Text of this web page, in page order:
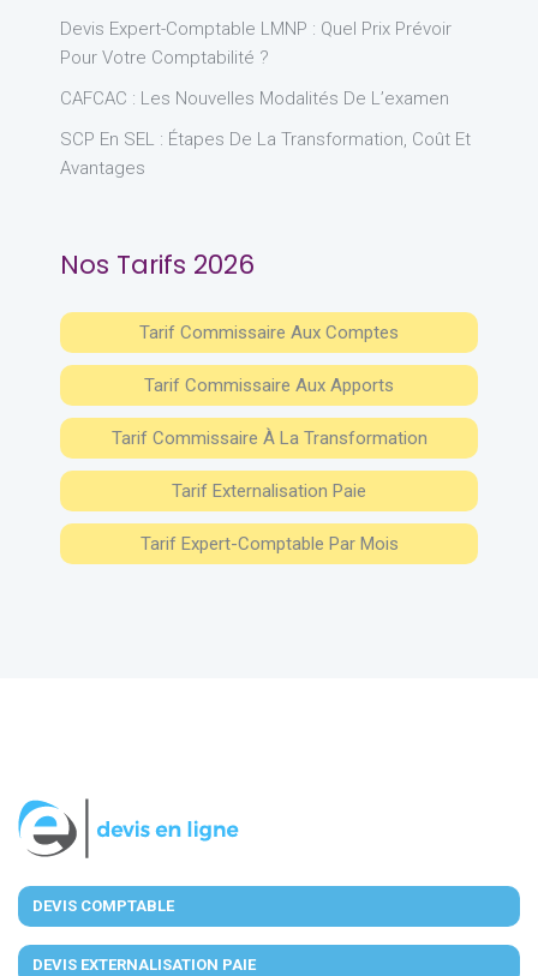
Devis Expert-Comptable LMNP : Quel Prix Prévoir
Pour Votre Comptabilité ?
CAFCAC : Les Nouvelles Modalités De L’examen
SCP En SEL : Étapes De La Transformation, Coût Et
Avantages
Nos Tarifs 2026
Tarif Commissaire Aux Comptes
Tarif Commissaire Aux Apports
Tarif Commissaire À La Transformation
Tarif Externalisation Paie
Tarif Expert-Comptable Par Mois
DEVIS COMPTABLE
DEVIS EXTERNALISATION PAIE